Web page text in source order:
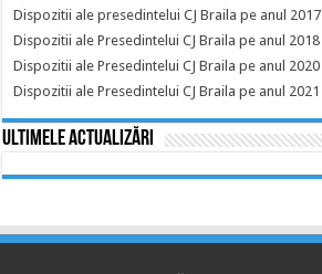
Dispozitii ale presedintelui CJ Braila pe anul 2017
Dispozitii ale Presedintelui CJ Braila pe anul 2018
Dispozitii ale Presedintelui CJ Braila pe anul 2020
Dispozitii ale Presedintelui CJ Braila pe anul 2021
Ultimele actualizări